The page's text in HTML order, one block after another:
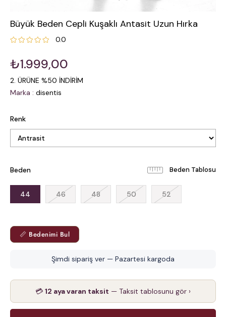
Büyük Beden Cepli Kuşaklı Antasit Uzun Hırka
0.0
₺1.999,00
2. ÜRÜNE %50 İNDİRİM
Marka : disentis
Renk
Beden Beden Tablosu
44 46 48 50 52
📏 Bedenimi Bul
Şimdi sipariş ver — Pazartesi kargoda
💳 12 aya varan taksit — Taksit tablosunu gör ›